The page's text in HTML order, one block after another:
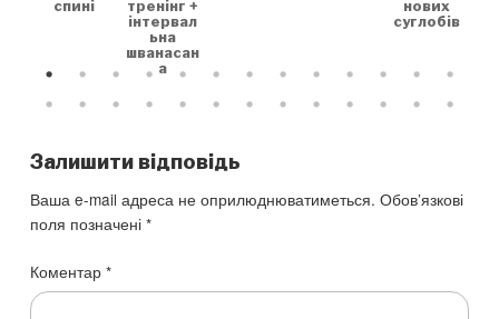
спині
тренінг +
інтервал
ьна
шванасан
а
нових
суглобів
Залишити відповідь
Ваша e-mail адреса не оприлюднюватиметься. Обов’язкові
поля позначені*
Коментар*